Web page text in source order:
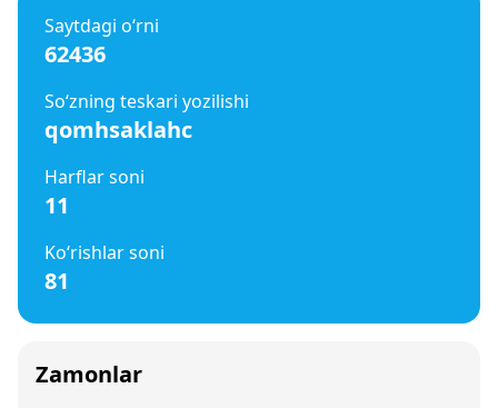
Saytdagi o‘rni
62436
So‘zning teskari yozilishi
qomhsaklahc
Harflar soni
11
Ko‘rishlar soni
81
Zamonlar